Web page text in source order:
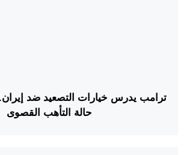
ترامب يدرس خيارات التصعيد ضد
حالة التأهب القصوى